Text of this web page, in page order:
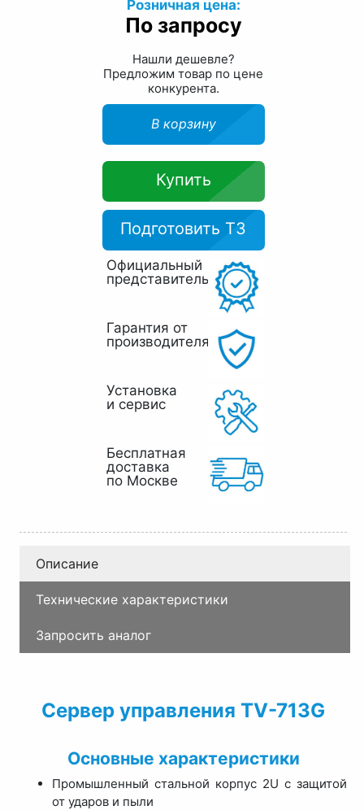
Розничная цена:
По запросу
Нашли дешевле?
Предложим товар по цене
конкурента.
В корзину
Купить
Подготовить ТЗ
Официальный
представитель
Гарантия от
производителя
Установка
и сервис
Бесплатная
доставка
по Москве
Описание
Технические характеристики
Запросить аналог
Сервер управления TV-713G
Основные характеристики
Промышленный стальной корпус 2U с защитой
от ударов и пыли